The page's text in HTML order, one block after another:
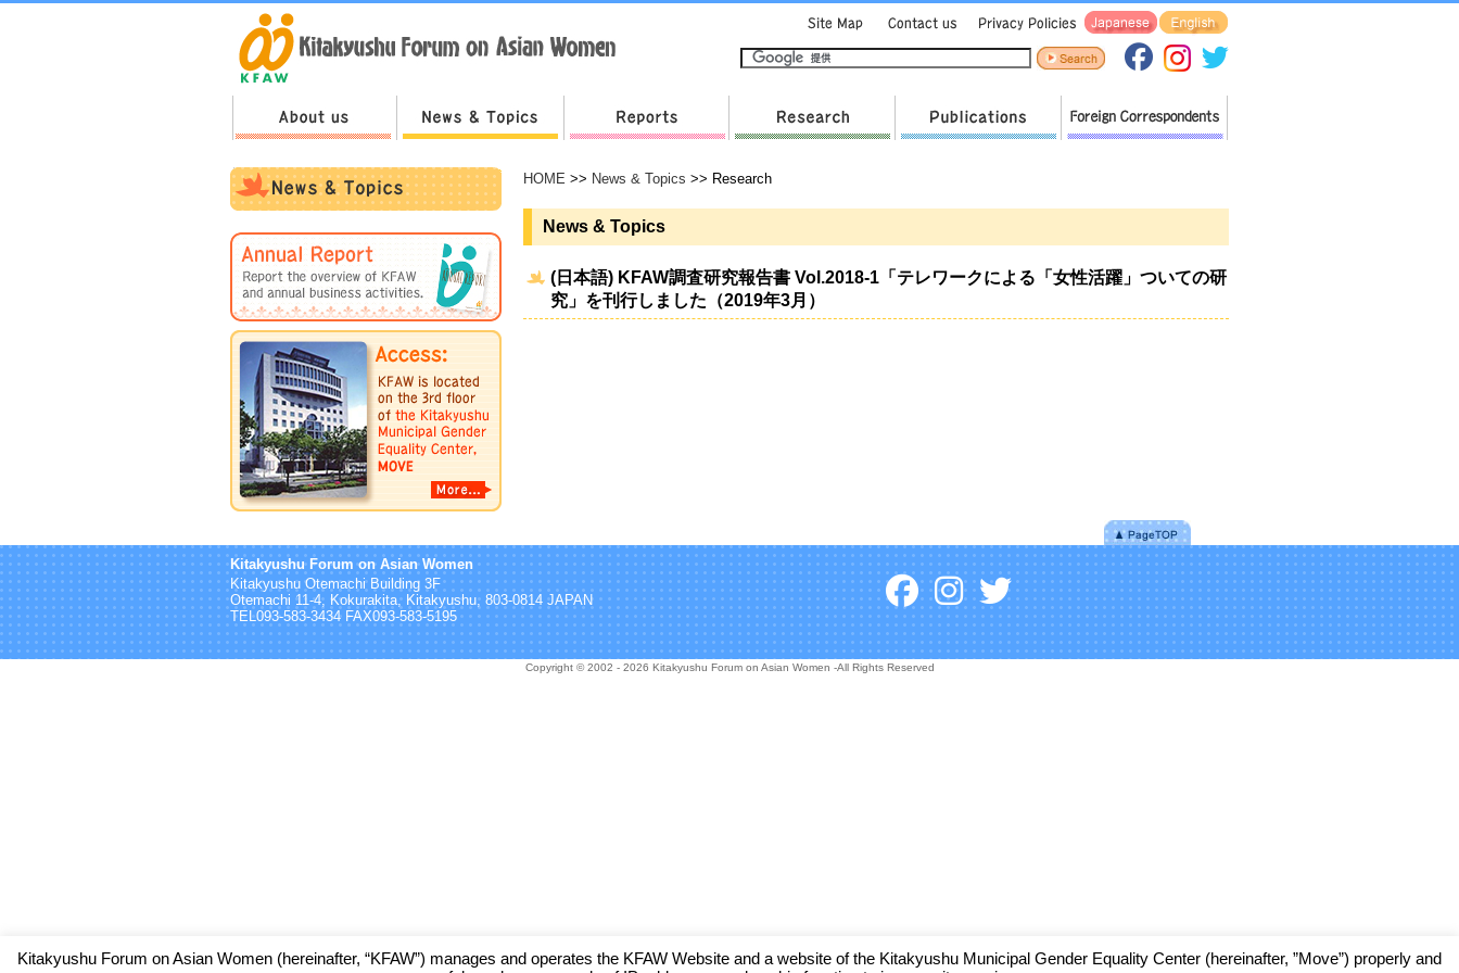
HOME >> News & Topics >> Research
News & Topics
(日本語) KFAW調査研究報告書 Vol.2018-1「テレワークによる「女性活躍」ついての研
究」を刊行しました（2019年3月）
Kitakyushu Forum on Asian Women
Kitakyushu Otemachi Building 3F
Otemachi 11-4, Kokurakita, Kitakyushu, 803-0814 JAPAN
TEL093-583-3434 FAX093-583-5195
Copyright © 2002 - 2026 Kitakyushu Forum on Asian Women -All Rights Reserved
Kitakyushu Forum on Asian Women (hereinafter, “KFAW”) manages and operates the KFAW Website and a website of the Kitakyushu Municipal Gender Equality Center (hereinafter, ”Move”) properly and